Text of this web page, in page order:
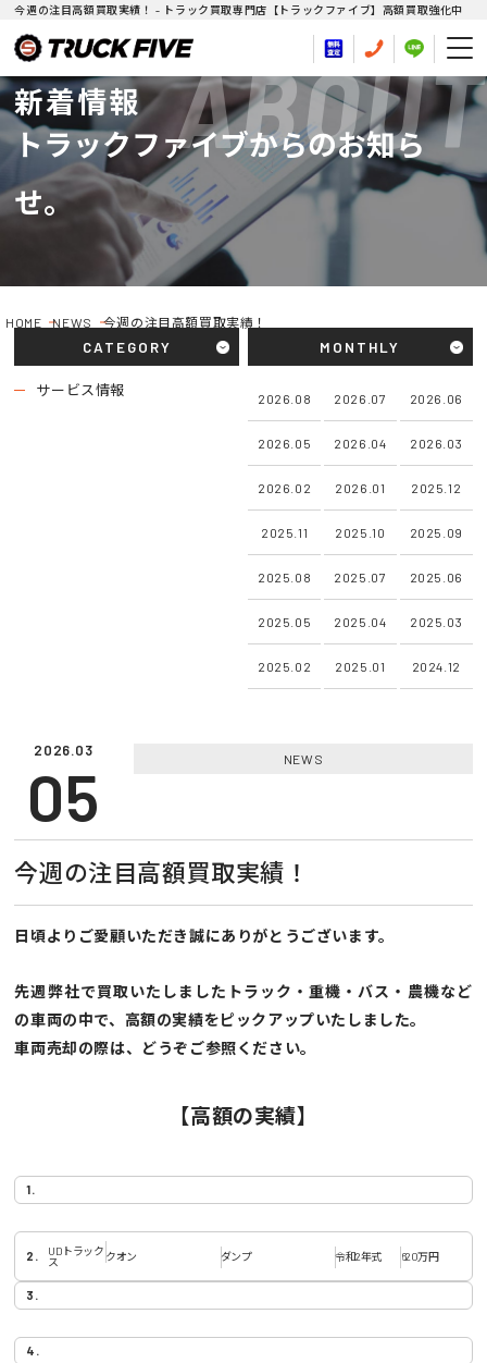
今週の注目高額買取実績！ - トラック買取専門店【トラックファイブ】高額買取強化中
新着情報
トラックファイブからのお知ら
せ。
HOME NEWS 今週の注目高額買取実績！
ABOUT
CATEGORY
サービス情報
MONTHLY
2026.08 2026.07 2026.06
2026.05 2026.04 2026.03
2026.02 2026.01 2025.12
2025.11 2025.10 2025.09
2025.08 2025.07 2025.06
2025.05 2025.04 2025.03
2025.02 2025.01 2024.12
2026.03
05 NEWS
今週の注目高額買取実績！
日頃よりご愛顧いただき誠にありがとうございます。
先週弊社で買取いたしましたトラック・重機・バス・農機など
の車両の中で、高額の実績をピックアップいたしました。
車両売却の際は、どうぞご参照ください。
【高額の実績】
UDトラック
ス
クオン ダンプ 令和2年式 620万円